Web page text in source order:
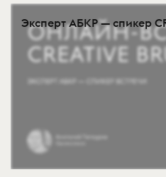
Эксперт АБКР — спикер